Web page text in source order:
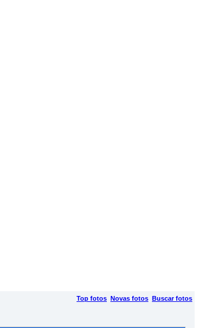
Top fotos Novas fotos Buscar fotos